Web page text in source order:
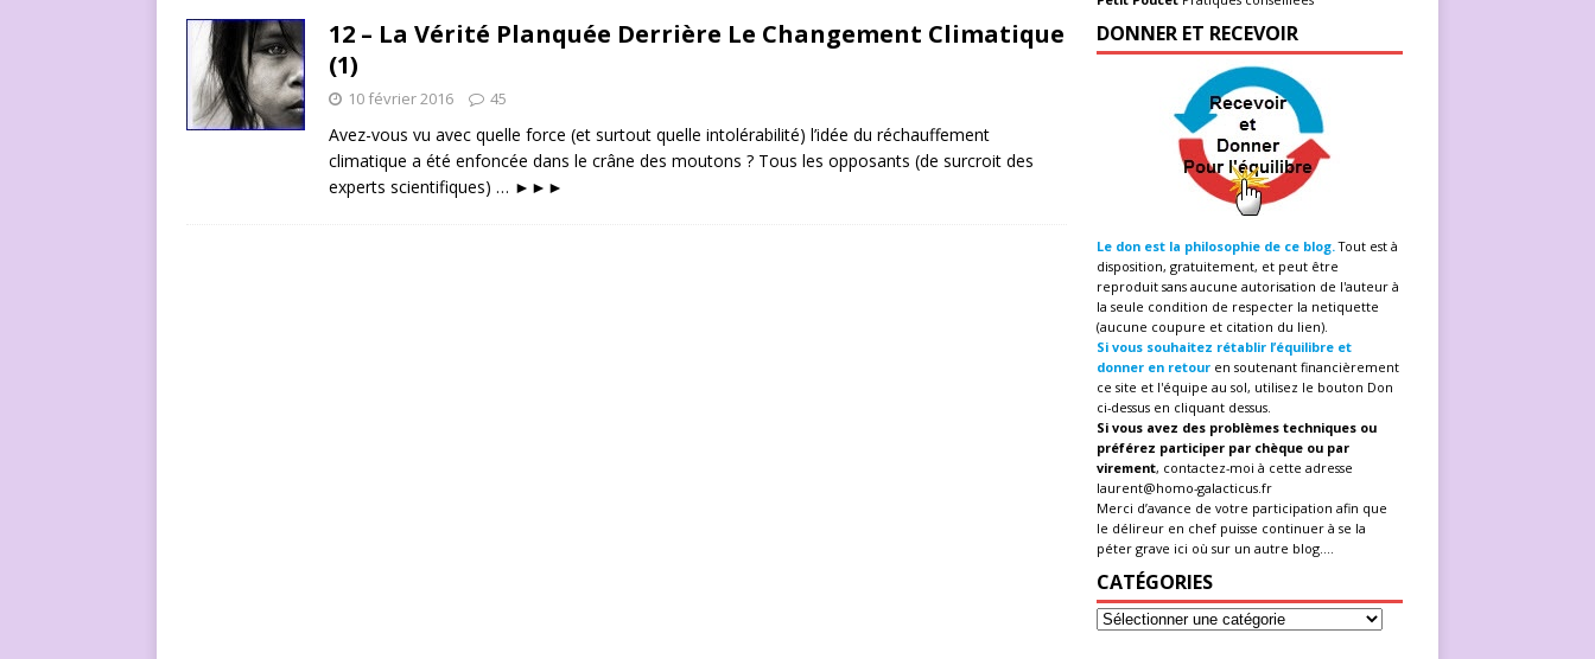
12 – La Vérité Planquée Derrière Le Changement Climatique
(1)
10 février 2016 45
Avez-vous vu avec quelle force (et surtout quelle intolérabilité) l’idée du réchauffement
climatique a été enfoncée dans le crâne des moutons ? Tous les opposants (de surcroit des
experts scientifiques) … ►►►
DONNER ET RECEVOIR
Le don est la philosophie de ce blog.Tout est à
disposition, gratuitement, et peut être
reproduit sans aucune autorisation de l'auteur à
la seule condition de respecter la netiquette
(aucune coupure et citation du lien).
Si vous souhaitez rétablir l’équilibre et
donner en retour en soutenant financièrement
ce site et l'équipe au sol, utilisez le bouton Don
ci-dessus en cliquant dessus.
Si vous avez des problèmes techniques ou
préférez participer par chèque ou par
virement, contactez-moi à cette adresse
laurent@homo-galacticus.fr
Merci d’avance de votre participation afin que
le délireur en chef puisse continuer à se la
péter grave ici où sur un autre blog....
CATÉGORIES